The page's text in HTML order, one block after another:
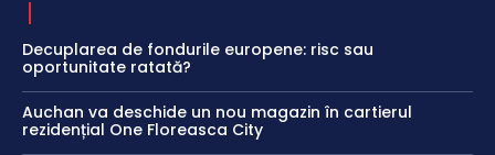
Decuplarea de fondurile europene: risc sau
oportunitate ratată?
Auchan va deschide un nou magazin în cartierul
rezidențial One Floreasca City